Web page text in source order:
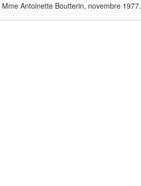
Antoinette Boutterin, novembre 1977.